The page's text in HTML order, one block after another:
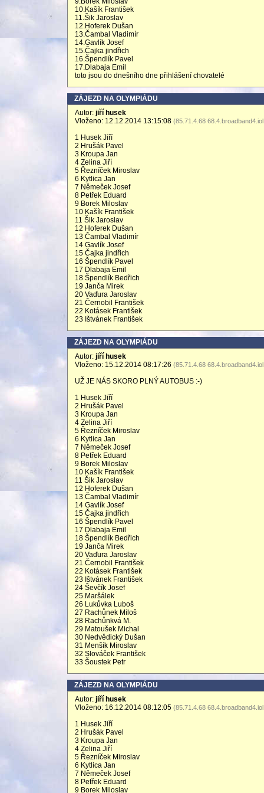
10.Kašík František
11.Šik Jaroslav
12.Hoferek Dušan
13.Čambal Vladimír
14.Gavlík Josef
15.Čajka jindřich
16.Špendlík Pavel
17.Dlabaja Emil
toto jsou do dnešního dne přihlášení chovatelé
ZÁJEZD NA OLYMPIÁDU
Autor: jiří husek
Vloženo: 12.12.2014 13:15:08 (85.71.4.68
1 Husek Jiří
2 Hrušák Pavel
3 Kroupa Jan
4 Zelina Jiří
5 Řezníček Miroslav
6 Kytlica Jan
7 Němeček Josef
8 Petřek Eduard
9 Borek Miloslav
10 Kašík František
11 Šik Jaroslav
12 Hoferek Dušan
13 Čambal Vladimír
14 Gavlík Josef
15 Čajka jindřich
16 Špendlík Pavel
17 Dlabaja Emil
18 Špendlík Bedřich
19 Janča Mirek
20 Vaďura Jaroslav
21 Černobil František
22 Kotásek František
23 Ištvánek František
ZÁJEZD NA OLYMPIÁDU
Autor: jiří husek
Vloženo: 15.12.2014 08:17:26 (85.71.4.68
UŽ JE NÁS SKORO PLNÝ AUTOBUS :-)
1 Husek Jiří
2 Hrušák Pavel
3 Kroupa Jan
4 Zelina Jiří
5 Řezníček Miroslav
6 Kytlica Jan
7 Němeček Josef
8 Petřek Eduard
9 Borek Miloslav
10 Kašík František
11 Šik Jaroslav
12 Hoferek Dušan
13 Čambal Vladimír
14 Gavlík Josef
15 Čajka jindřich
16 Špendlík Pavel
17 Dlabaja Emil
18 Špendlík Bedřich
19 Janča Mirek
20 Vaďura Jaroslav
21 Černobil František
22 Kotásek František
23 Ištvánek František
24 Ševčík Josef
25 Maršálek
26 Lukůvka Luboš
27 Rachůnek Miloš
28 Rachůnkvá M.
29 Matoušek Michal
30 Nedvědický Dušan
31 Menšík Miroslav
32 Slováček František
33 Šoustek Petr
ZÁJEZD NA OLYMPIÁDU
Autor: jiří husek
Vloženo: 16.12.2014 08:12:05 (85.71.4.68
1 Husek Jiří
2 Hrušák Pavel
3 Kroupa Jan
4 Zelina Jiří
5 Řezníček Miroslav
6 Kytlica Jan
7 Němeček Josef
8 Petřek Eduard
9 Borek Miloslav